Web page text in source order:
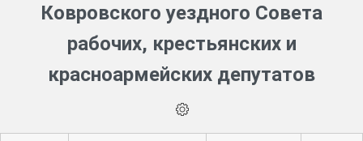
Ковровского уездного Совета
рабочих, крестьянских и
красноармейских депутатов